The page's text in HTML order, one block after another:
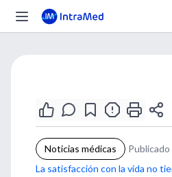
Noticias médicas
La satisfacción con la vida no